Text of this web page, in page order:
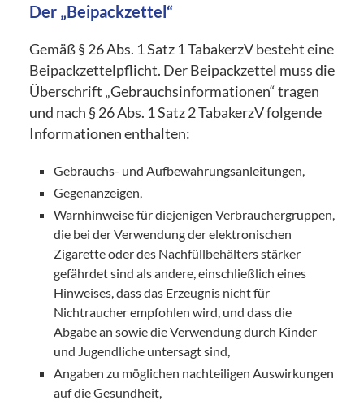
Der „Beipackzettel“
Gemäß § 26 Abs. 1 Satz 1 TabakerzV besteht eine
Beipackzettelpflicht. Der Beipackzettel muss die
Überschrift „Gebrauchsinformationen“ tragen
und nach § 26 Abs. 1 Satz 2 TabakerzV folgende
Informationen enthalten:
Gebrauchs- und Aufbewahrungsanleitungen,
Gegenanzeigen,
Warnhinweise für diejenigen Verbrauchergruppen,
die bei der Verwendung der elektronischen
Zigarette oder des Nachfüllbehälters stärker
gefährdet sind als andere, einschließlich eines
Hinweises, dass das Erzeugnis nicht für
Nichtraucher empfohlen wird, und dass die
Abgabe an sowie die Verwendung durch Kinder
und Jugendliche untersagt sind,
Angaben zu möglichen nachteiligen Auswirkungen
auf die Gesundheit,